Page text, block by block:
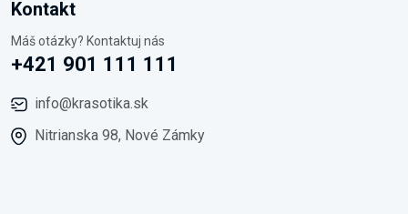
Kontakt
Máš otázky? Kontaktuj nás
+421 901 111 111
info@krasotika.sk
Nitrianska 98, Nové Zámky